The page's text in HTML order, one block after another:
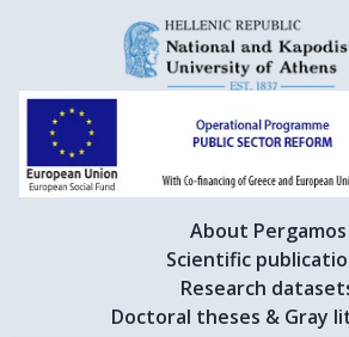
About Pergamos
Scientific
Research
Doctoral theses & Gray